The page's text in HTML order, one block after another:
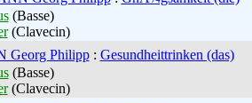
(Basse)
(Clavecin)
Georg Philipp: Gesundheittrinken (das)
(Basse)
(Clavecin)